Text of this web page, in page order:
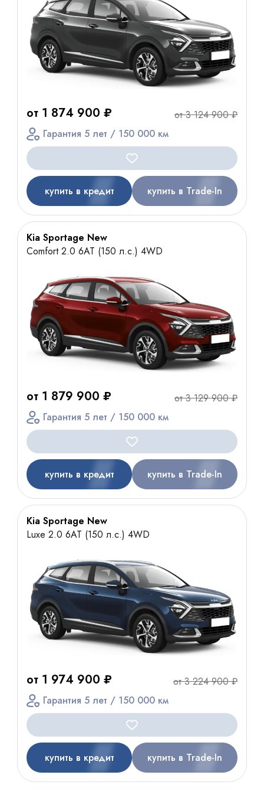
от 1 874 900 ₽
от 3 124 900 ₽
Гарантия 5 лет / 150 000 км
купить в кредит купить в Trade-In
Kia Sportage New
Comfort 2.0 6AT (150 л.с.) 4WD
от 1 879 900 ₽
от 3 129 900 ₽
Гарантия 5 лет / 150 000 км
купить в кредит купить в Trade-In
Kia Sportage New
Luxe 2.0 6AT (150 л.с.) 4WD
от 1 974 900 ₽
от 3 224 900 ₽
Гарантия 5 лет / 150 000 км
купить в кредит купить в Trade-In